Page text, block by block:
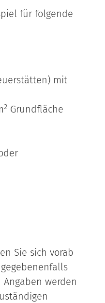
für folgende
mit
2 Grundfläche
Sie sich vorab
werden